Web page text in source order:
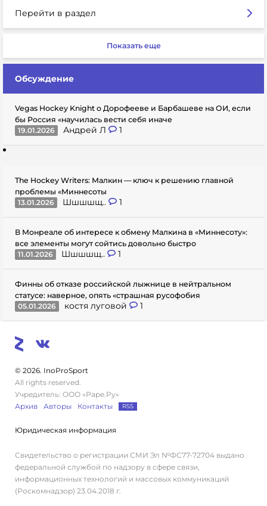
Перейти в раздел
Показать еще
Обсуждение
Vegas Hockey Knight о Дорофееве и Барбашеве на ОИ, если
бы Россия «научилась вести себя иначе
19.01.2026
Андрей Л 1
The Hockey Writers: Малкин — ключ к решению главной
проблемы «Миннесоты
13.01.2026
Шшшшщ.. 1
В Монреале об интересе к обмену Малкина в «Миннесоту»:
все элементы могут сойтись довольно быстро
11.01.2026
Шшшшщ.. 1
Финны об отказе российской лыжнице в нейтральном
статусе: наверное, опять «страшная русофобия
05.01.2026
костя луговой 1
© 2026. InoProSport
All rights reserved.
Учредитель: ООО «Раре.Ру»
Архив
Авторы Контакты RSS
Юридическая информация
Свидетельство о регистрации СМИ Эл №ФС77-72704 выдано
федеральной службой по надзору в сфере связи,
информационных технологий и массовых коммуникаций
(Роскомнадзор) 23.04.2018 г.